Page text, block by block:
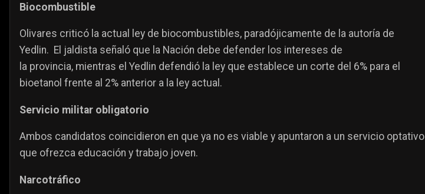
Biocombustible
Olivares criticó la actual ley de biocombustibles, paradójicamente de la autoría de
Yedlin. El jaldista señaló que la Nación debe defender los intereses de
la provincia, mientras el Yedlin defendió la ley que establece un corte del 6% para el
bioetanol frente al 2% anterior a la ley actual.
Servicio militar obligatorio
Ambos candidatos coincidieron en que ya no es viable y apuntaron a un servicio optativo
que ofrezca educación y trabajo joven.
Narcotráfico